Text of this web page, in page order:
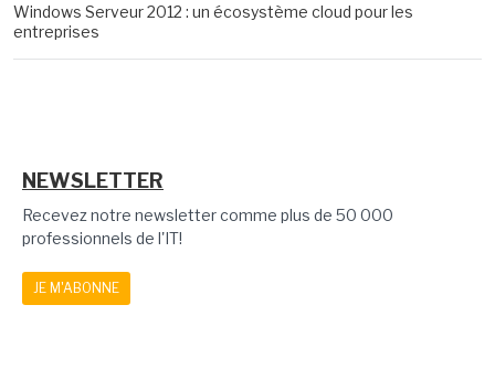
Windows Serveur 2012 : un écosystème cloud pour les
entreprises
NEWSLETTER
Recevez notre newsletter comme plus de 50 000
professionnels de l'IT!
JE M'ABONNE